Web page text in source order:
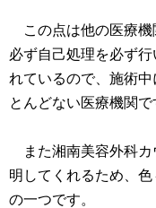
この点は他の医療機
必ず自己処理を必ず
れているので、施術
とんどない医療機関で
また湘南美容外科カ
明してくれるため、
の一つです。